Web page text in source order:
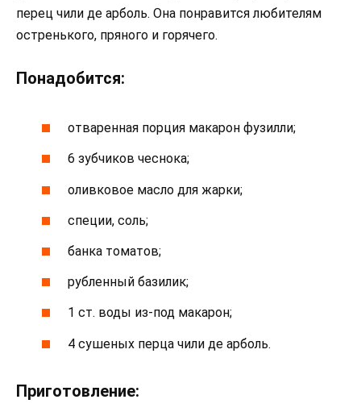
перец чили де арболь. Она понравится любителям
остренького, пряного и горячего.
Понадобится:
отваренная порция макарон фузилли;
6 зубчиков чеснока;
оливковое масло для жарки;
специи, соль;
банка томатов;
рубленный базилик;
1 ст. воды из-под макарон;
4 сушеных перца чили де арболь.
Приготовление: